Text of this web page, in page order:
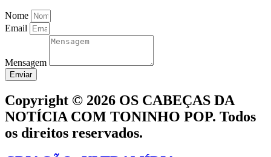
Nome
Email
Mensagem
Enviar
Copyright © 2026 OS CABEÇAS DA
NOTÍCIA COM TONINHO POP. Todos
os direitos reservados.